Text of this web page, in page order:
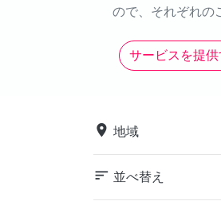
ので、それぞれの
サービスを提供
place 地域
sort 並べ替え